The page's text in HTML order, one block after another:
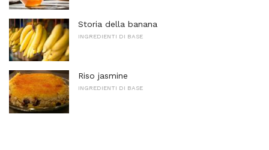
Storia della banana
INGREDIENTI DI BASE
Riso jasmine
INGREDIENTI DI BASE